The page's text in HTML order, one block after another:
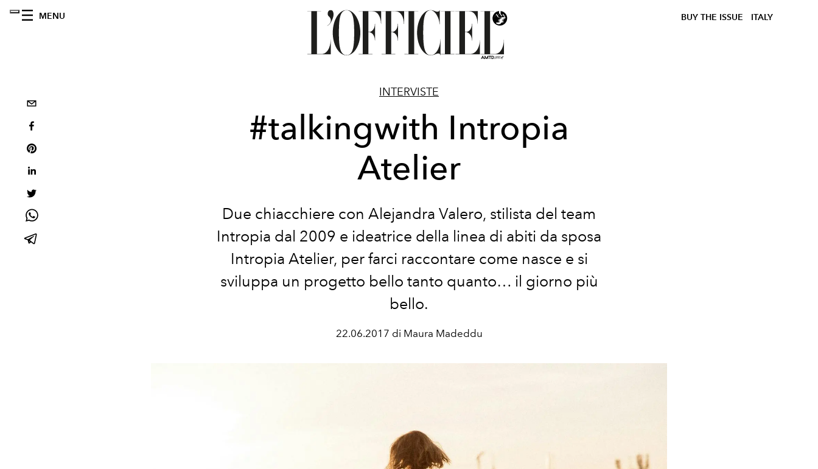
MENU BUY THE ISSUE ITALY
INTERVISTE
#talkingwith Intropia
Atelier
Due chiacchiere con Alejandra Valero, stilista del team
Intropia dal 2009 e ideatrice della linea di abiti da sposa
Intropia Atelier, per farci raccontare come nasce e si
sviluppa un progetto bello tanto quanto… il giorno più
bello.
22.06.2017 di Maura Madeddu